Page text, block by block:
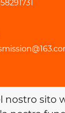
nostro sito